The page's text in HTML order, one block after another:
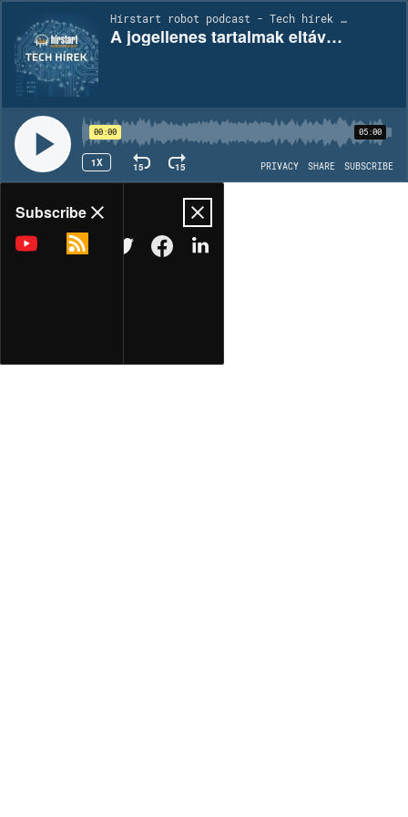
Hírstart robot podcast - Tech hírek | EP1877
A jogellenes tartalmak eltávolításának jogkövetkezményei – egy közelmúltbéli jogeset főbb tanulságai
00:00 05:00
1X 15 15 PRIVACY SHARE SUBSCRIBE
Share
COPY LINK
Subscribe